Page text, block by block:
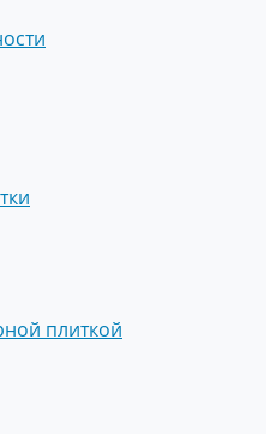
плиткой